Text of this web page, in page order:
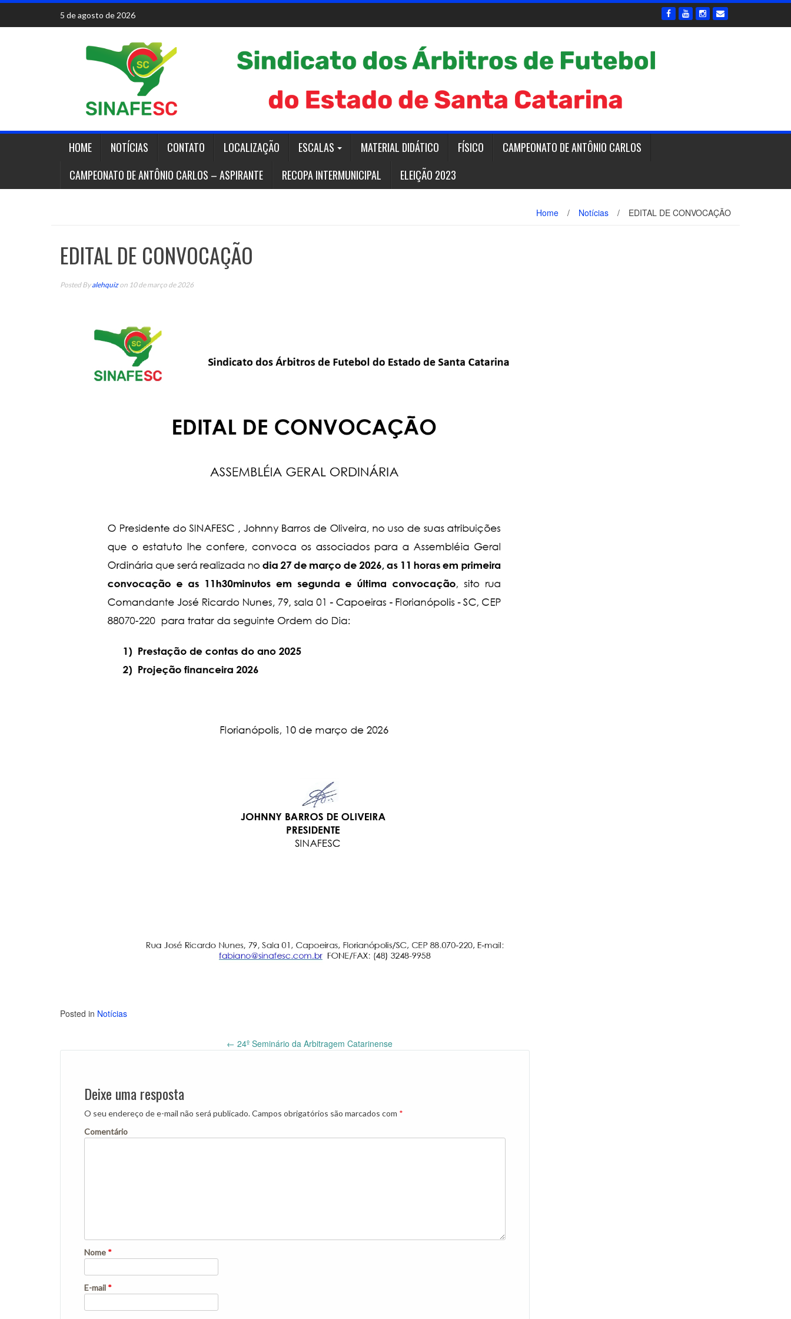
Skip
content
5 de agosto de 2026
HOME NOTÍCIAS CONTATO LOCALIZAÇÃO ESCALAS MATERIAL DIDÁTICO FÍSICO
CAMPEONATO DE ANTÔNIO CARLOS
CAMPEONATO DE ANTÔNIO CARLOS – ASPIRANTE
RECOPA INTERMUNICIPAL ELEIÇÃO 2023
Home / Notícias / EDITAL DE CONVOCAÇÃO
EDITAL DE CONVOCAÇÃO
Posted Byalehquizon 10 de março de 2026
Posted in Notícias
Post
navigation
← 24º Seminário da Arbitragem Catarinense
Deixe uma resposta
O seu endereço de e-mail não será publicado.Campos obrigatórios são marcados com *
Comentário
Nome *
E-mail *